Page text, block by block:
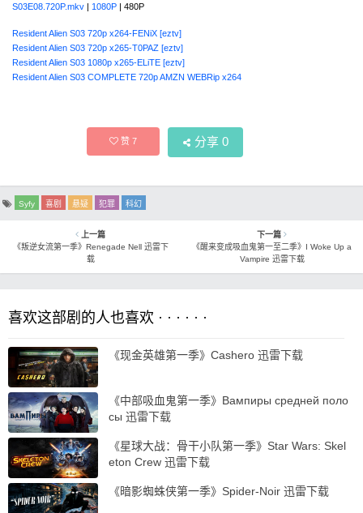
S03E08.720P.mkv
1080P | 480P
Resident Alien S03 720p x264-FENiX [eztv]
Resident Alien S03 720p x265-T0PAZ [eztv]
Resident Alien S03 1080p x265-ELiTE [eztv]
Resident Alien S03 COMPLETE 720p AMZN WEBRip x264
赞7 分享 0
Syfy 喜剧 悬疑 犯罪 科幻
上一篇
《叛逆女流第一季》Renegade Nell 迅雷下
载
下一篇
《醒来变成吸血鬼第一至二季》I Woke Up a
Vampire 迅雷下载
喜欢这部剧的人也喜欢 · · · · · ·
《现金英雄第一季》Cashero 迅雷下载
《中部吸血鬼第一季》Вампиры средней поло
сы 迅雷下载
《星球大战：骨干小队第一季》Star Wars: Skel
eton Crew 迅雷下载
《暗影蜘蛛侠第一季》Spider-Noir 迅雷下载